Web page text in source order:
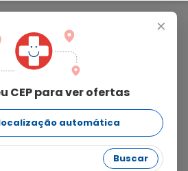
+
CEP para ver ofertas
automática
Buscar